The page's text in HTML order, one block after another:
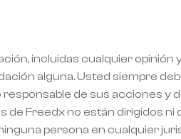
incluidas cualquier
alguna. Usted siempre
responsable de sus acciones y
de Freedx no están dirigidos ni
persona en cualquier